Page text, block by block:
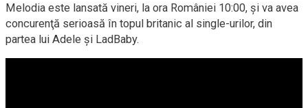
Melodia este lansată vineri, la ora României 10:00, şi va avea
concurenţă serioasă în topul britanic al single-urilor, din
partea lui Adele şi LadBaby.